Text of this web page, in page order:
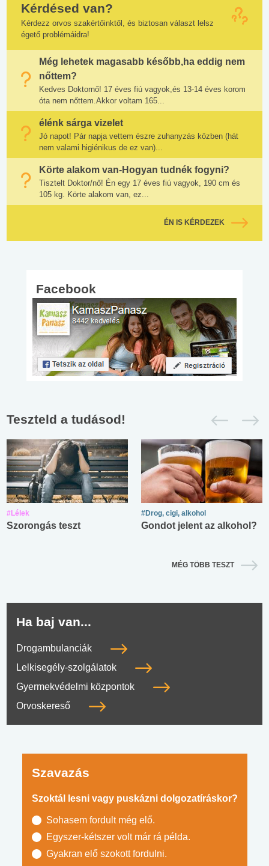
Kérdésed van?
Kérdezz orvos szakértőinktől, és biztosan választ lelsz
égető problémáidra!
Még lehetek magasabb később,ha eddig nem
nőttem?
Kedves Doktornő! 17 éves fiú vagyok,és 13-14 éves korom
óta nem nőttem.Akkor voltam 165...
élénk sárga vizelet
Jó napot! Pár napja vettem észre zuhanyzás közben (hát
nem valami higiénikus de ez van)...
Körte alakom van-Hogyan tudnék fogyni?
Tisztelt Doktor/nő! Én egy 17 éves fiú vagyok, 190 cm és
105 kg. Körte alakom van, ez...
ÉN IS KÉRDEZEK
Facebook
Teszteld a tudásod!
#Lélek
Szorongás teszt
#Drog, cigi, alkohol
Gondot jelent az alkohol?
MÉG TÖBB TESZT
Ha baj van...
Drogambulanciák
Lelkisegély-szolgálatok
Gyermekvédelmi központok
Orvoskereső
Szavazás
Szoktál lesni vagy puskázni dolgozatíráskor?
Sohasem fordult még elő.
Egyszer-kétszer volt már rá példa.
Gyakran elő szokott fordulni.